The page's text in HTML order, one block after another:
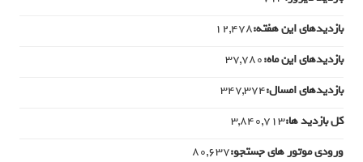
بازدیدهای این هفته:12,478
بازدیدهای این ماه:37,780
بازدیدهای امسال:347,374
کل بازدید ها:3,840,713
ورودی‌ موتور های جستجو:80,637